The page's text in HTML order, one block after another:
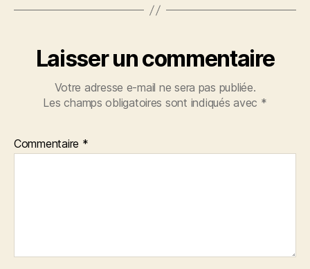
Laisser un commentaire
Votre adresse e-mail ne sera pas publiée.
Les champs obligatoires sont indiqués avec *
Commentaire *